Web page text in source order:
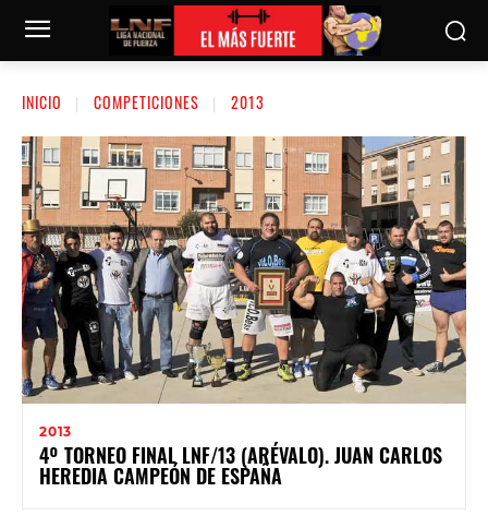
INICIO COMPETICIONES 2013
2013
4º TORNEO FINAL LNF/13 (ARÉVALO). JUAN CARLOS
HEREDIA CAMPEÓN DE ESPAÑA